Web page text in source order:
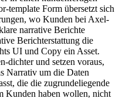
template Form übersetzt sich
wo Kunden bei Axel-
narrative Berichte
Berichterstattung die
UI und Copy ein Asset.
dichter und setzen voraus,
Narrativ um die Daten
die die zugrundeliegende
Kunden haben wollen, nicht